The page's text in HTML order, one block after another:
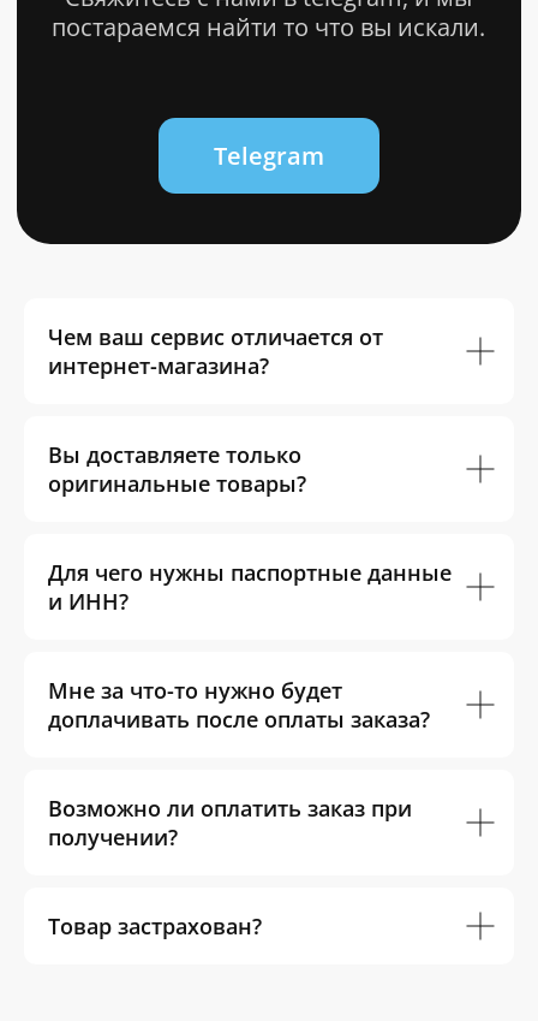
0
Чем ваш сервис отличается от
интернет-магазина?
Вы доставляете только
оригинальные товары?
Для чего нужны паспортные данные
и ИНН?
Мне за что-то нужно будет
доплачивать после оплаты заказа?
Возможно ли оплатить заказ при
получении?
Товар застрахован?